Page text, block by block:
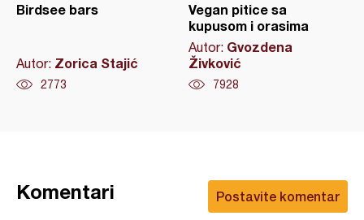
Birdsee bars
Autor: Zorica Stajić
2773
Vegan pitice sa
kupusom i orasima
Autor: Gvozdena
Živković
7928
Postavite komentar
Komentari